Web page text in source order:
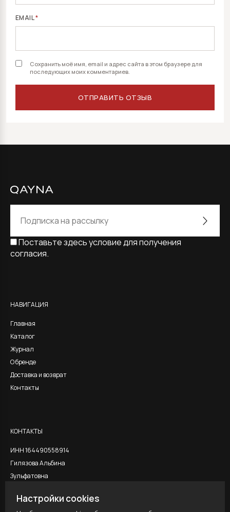
EMAIL*
Сохранить моё имя, email и адрес сайта в этом браузере для
последующих моих комментариев.
Поставьте здесь условие для получения
согласия.
НАВИГАЦИЯ
Главная
Каталог
Журнал
О бренде
Доставка и возврат
Контакты
КОНТАКТЫ
ИНН 164490558914
Гилязова Альбина
Зульфатовна
Настройки cookies